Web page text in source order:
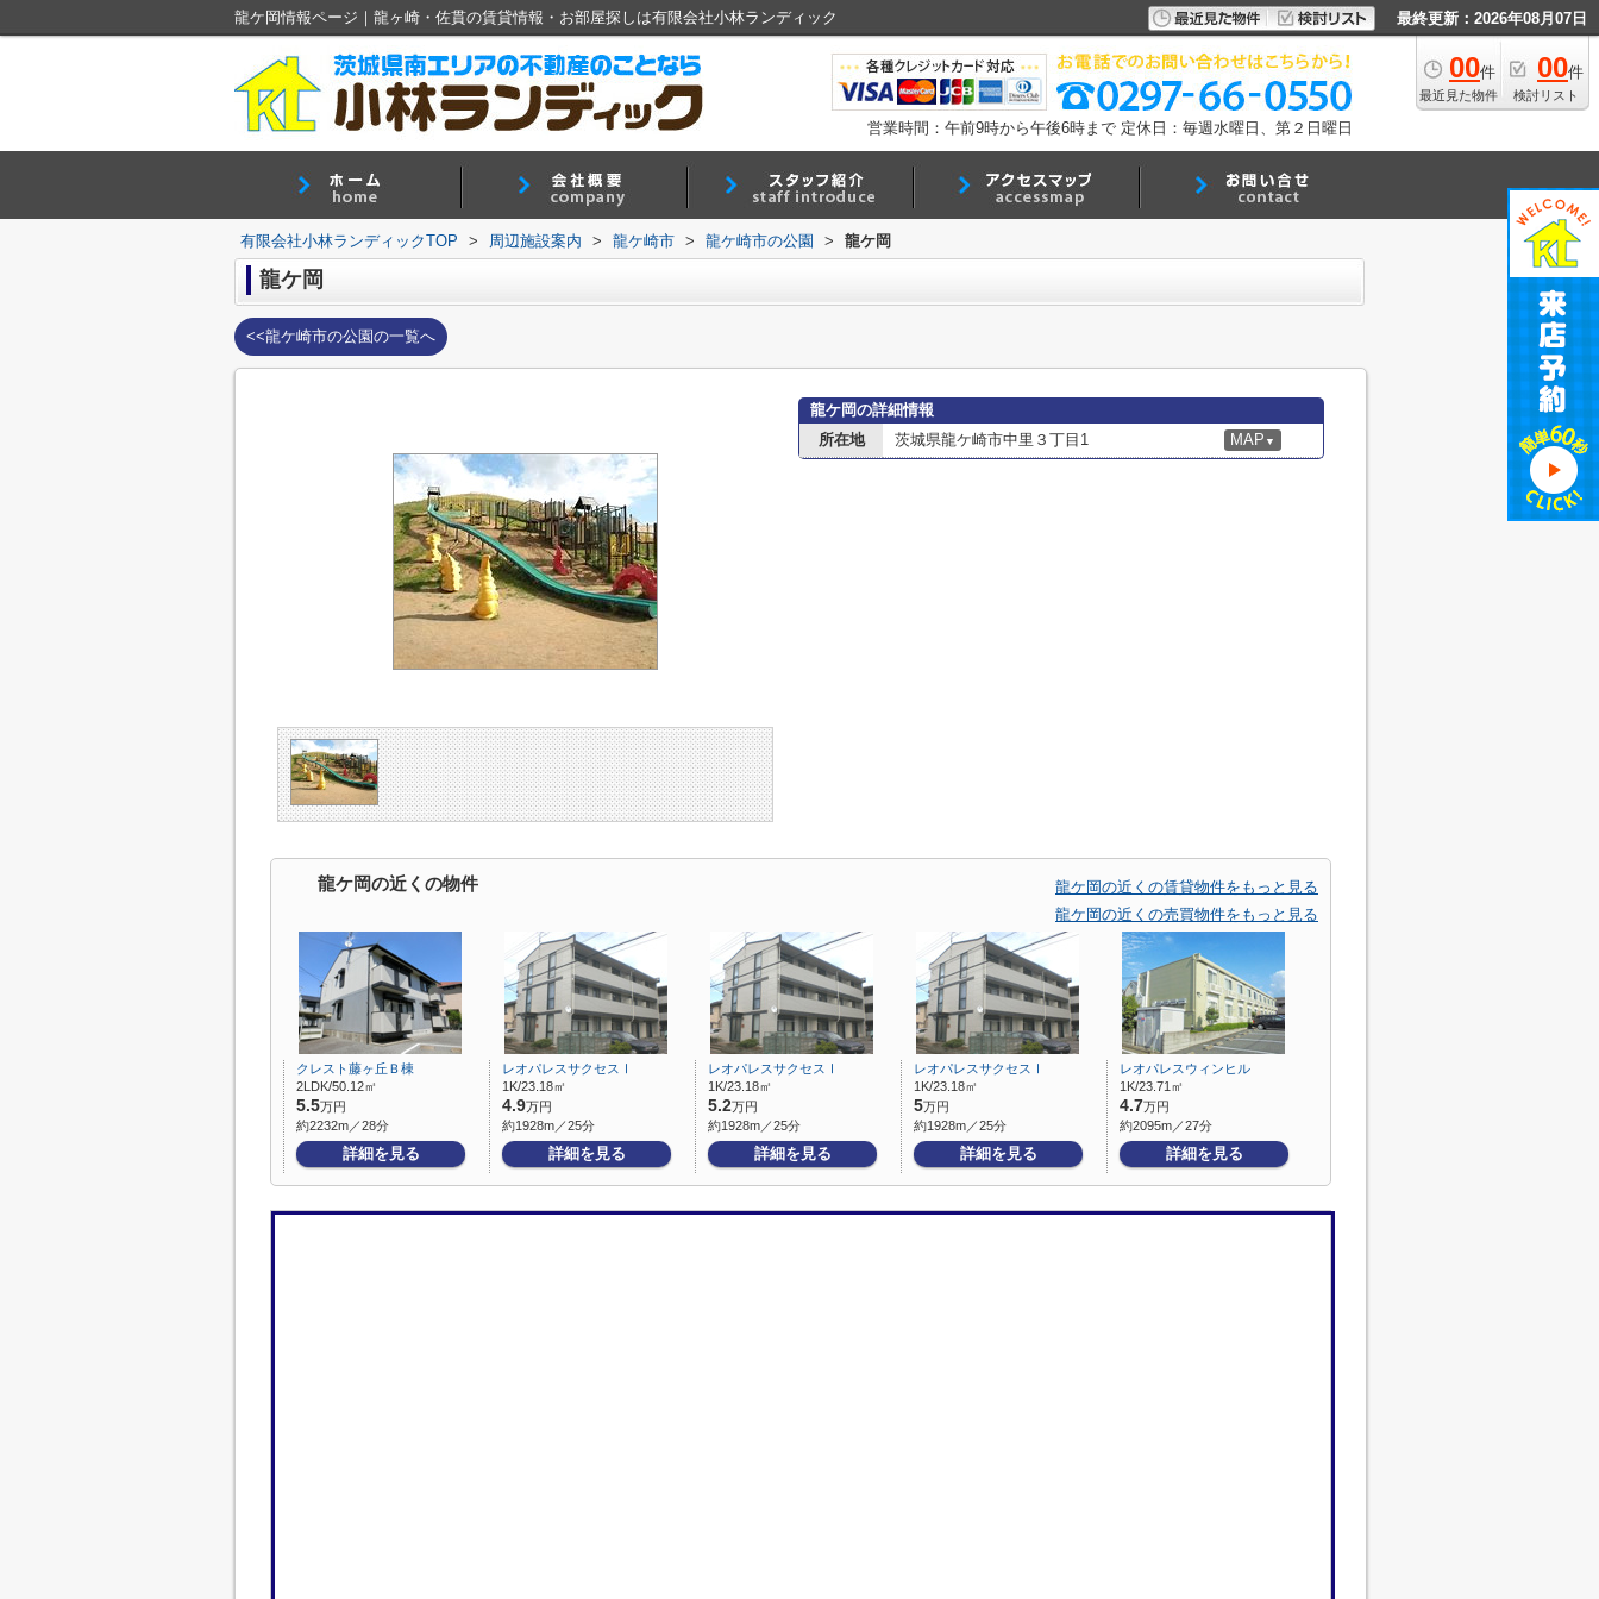
龍ケ岡情報ページ｜龍ヶ崎・佐貫の賃貸情報・お部屋探しは有限会社小林ランディック 最終更新：2026年08月07日
00件
最近見た物件
00件
検討リスト
営業時間：午前9時から午後6時まで 定休日：毎週水曜日、第２日曜日
有限会社小林ランディックTOP > 周辺施設案内 > 龍ケ崎市 > 龍ケ崎市の公園 > 龍ケ岡
龍ケ岡
<<龍ケ崎市の公園の一覧へ
龍ケ岡の詳細情報
所在地
茨城県龍ケ崎市中里３丁目1 MAP ▼
龍ケ岡の近くの物件
龍ケ岡の近くの賃貸物件をもっと見る
龍ケ岡の近くの売買物件をもっと見る
クレスト藤ヶ丘Ｂ棟
2LDK/50.12㎡
5.5万円
約2232m／28分
詳細を見る
レオパレスサクセスⅠ
1K/23.18㎡
4.9万円
約1928m／25分
詳細を見る
レオパレスサクセスⅠ
1K/23.18㎡
5.2万円
約1928m／25分
詳細を見る
レオパレスサクセスⅠ
1K/23.18㎡
5万円
約1928m／25分
詳細を見る
レオパレスウィンヒル
1K/23.71㎡
4.7万円
約2095m／27分
詳細を見る